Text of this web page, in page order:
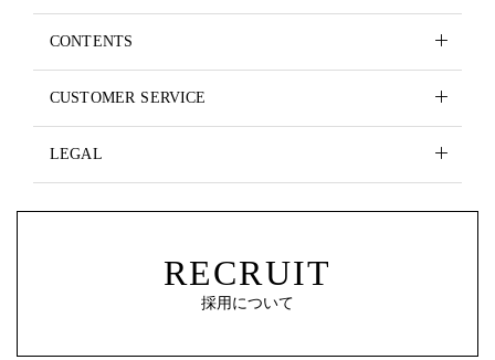
CONTENTS
CUSTOMER SERVICE
LEGAL
RECRUIT
採用について